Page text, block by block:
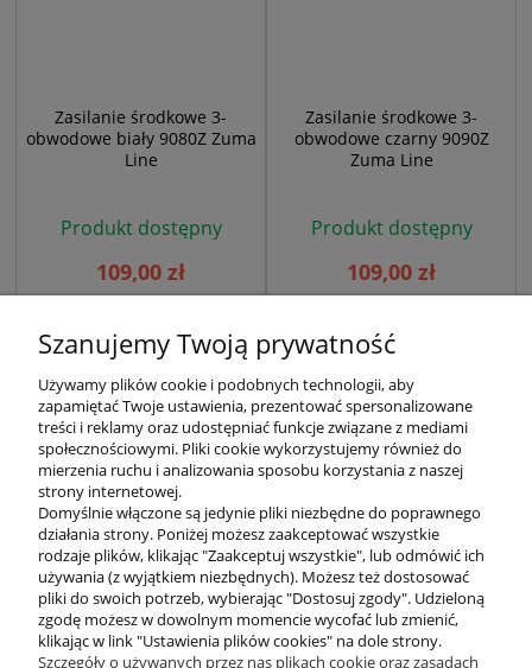
Zasilanie środkowe 3-
obwodowe biały 9080Z Zuma
Line
Produkt dostępny
109,00 zł
Zasilanie środkowe 3-
obwodowe czarny 9090Z
Zuma Line
Produkt dostępny
109,00 zł
KONTAKT
DODATKOWE
MOJE KONTO
Szanujemy Twoją prywatność
Używamy plików cookie i podobnych technologii, aby
zapamiętać Twoje ustawienia, prezentować spersonalizowane
treści i reklamy oraz udostępniać funkcje związane z mediami
społecznościowymi. Pliki cookie wykorzystujemy również do
mierzenia ruchu i analizowania sposobu korzystania z naszej
strony internetowej.
Domyślnie włączone są jedynie pliki niezbędne do poprawnego
działania strony. Poniżej możesz zaakceptować wszystkie
rodzaje plików, klikając "Zaakceptuj wszystkie", lub odmówić ich
używania (z wyjątkiem niezbędnych). Możesz też dostosować
pliki do swoich potrzeb, wybierając "Dostosuj zgody". Udzieloną
zgodę możesz w dowolnym momencie wycofać lub zmienić,
klikając w link "Ustawienia plików cookies" na dole strony.
Szczegóły o używanych przez nas plikach cookie oraz zasadach